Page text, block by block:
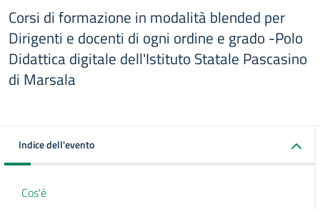
Corsi di formazione in modalità blended per
Dirigenti e docenti di ogni ordine e grado -Polo
Didattica digitale dell'Istituto Statale Pascasino
di Marsala
Indice dell'evento
Cos'è